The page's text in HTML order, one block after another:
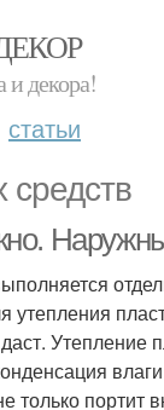
и декора!
статьи
утепления
только